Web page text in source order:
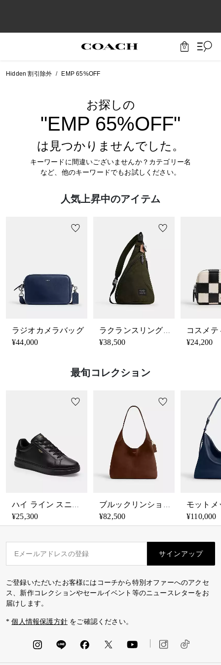
0
Hidden 割引除外 EMP 65%OFF
お探しの
"EMP 65%OFF"
は見つかりませんでした。
キーワードに間違いございませんか？カテゴリー名
など、他のキーワードでもお試しください。
人気上昇中のアイテム
ラジオカメラバッグ
¥44,000
ラクランスリング・シグネチャーナイロン
¥38,500 ¥24,200
最旬コレクション
¥25,300 ¥82,500 ¥110,000
サインアップ
ご登録いただいたお客様にはコーチから特別オファーへのアクセ
ス、新作コレクションやセールイベント等のニュースレターをお
届けします。
*個人情報保護方針 をご確認ください。